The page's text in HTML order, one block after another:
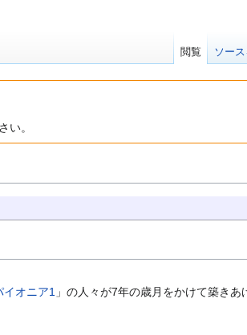
い。
イオニア1 」の人々が7年の歳月をかけて築きあ
閲覧 ソー